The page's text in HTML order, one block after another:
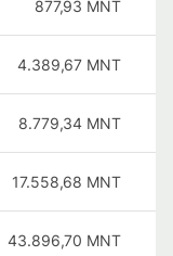
877,93 MNT
4.389,67 MNT
8.779,34 MNT
17.558,68 MNT
43.896,70 MNT